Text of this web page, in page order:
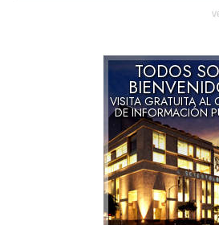
TODOS
VISITA GRATUITA AL
DE INFORMACIÓN